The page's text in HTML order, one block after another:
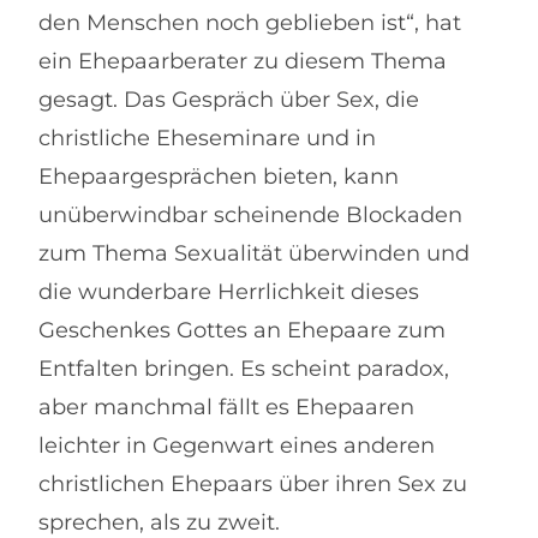
den Menschen noch geblieben ist“, hat
ein Ehepaarberater zu diesem Thema
gesagt. Das Gespräch über Sex, die
christliche Eheseminare und in
Ehepaargesprächen bieten, kann
unüberwindbar scheinende Blockaden
zum Thema Sexualität überwinden und
die wunderbare Herrlichkeit dieses
Geschenkes Gottes an Ehepaare zum
Entfalten bringen. Es scheint paradox,
aber manchmal fällt es Ehepaaren
leichter in Gegenwart eines anderen
christlichen Ehepaars über ihren Sex zu
sprechen, als zu zweit.